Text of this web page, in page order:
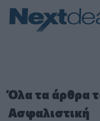
Όλα τα άρθρα
Ασφαλιστική